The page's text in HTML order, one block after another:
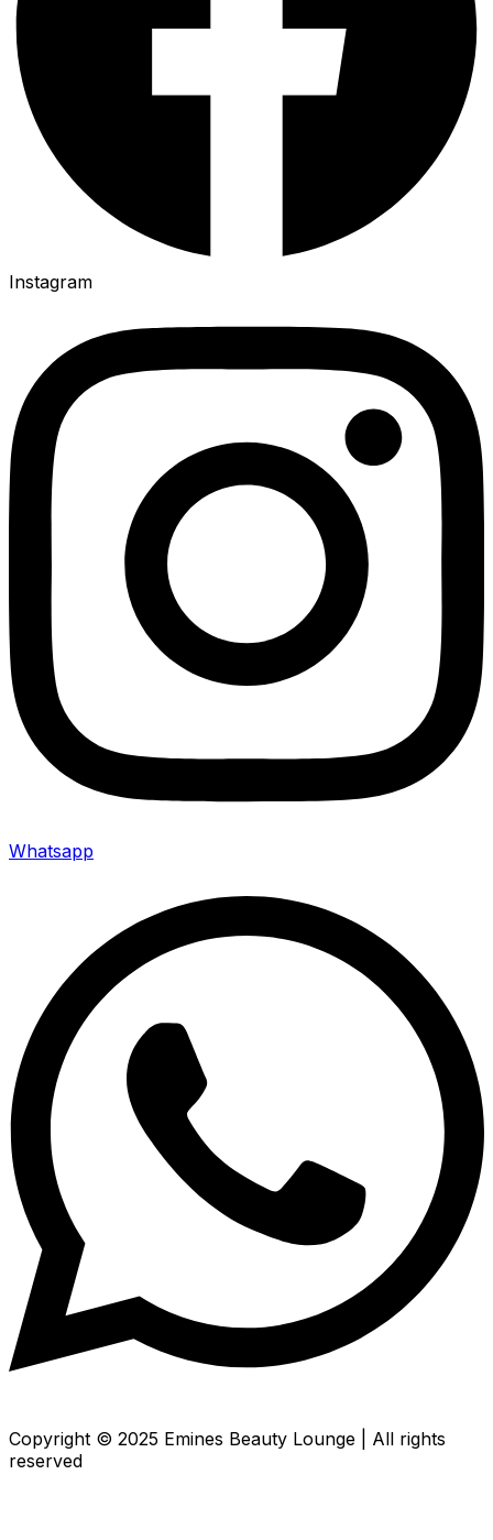
Instagram
Whatsapp
Copyright © 2025 Emines Beauty Lounge | All rights
reserved